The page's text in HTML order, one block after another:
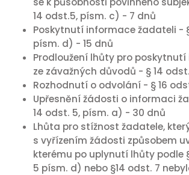
14 odst.5, písm. c) - 7 dnů
Poskytnutí informace žadateli -
písm. d) - 15 dnů
Prodloužení lhůty pro
ze závažných důvodů - § 14
Rozhodnutí o odvolání - § 16
Upřesnění žádosti o informaci
14 odst. 5, písm. a) - 30 dnů
Lhůta pro stížnost žadatele,
s vyřízením žádosti způsobem
kterému po uplynutí lhůty podle
5 písm. d) nebo §14 odst. 7